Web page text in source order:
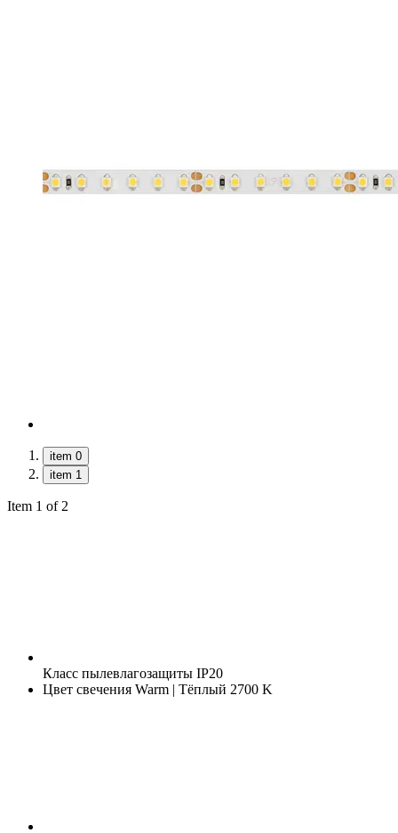
item 0
item 1
Item 1 of 2
Класс пылевлагозащиты IP20
Цвет свечения Warm | Тёплый 2700 K